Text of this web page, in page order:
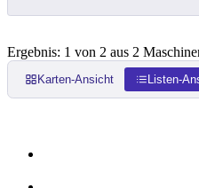
Ergebnis: 1 von 2 aus 2
Karten-Ansicht Listen-